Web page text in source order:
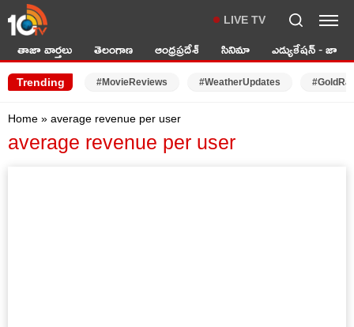
LIVE TV
తాజా వార్తలు తెలంగాణ ఆంధ్రప్రదేశ్ సినిమా ఎడ్యుకేషన్ - జాబ్స్
Trending #MovieReviews #WeatherUpdates
Home » average revenue per user
average revenue per user